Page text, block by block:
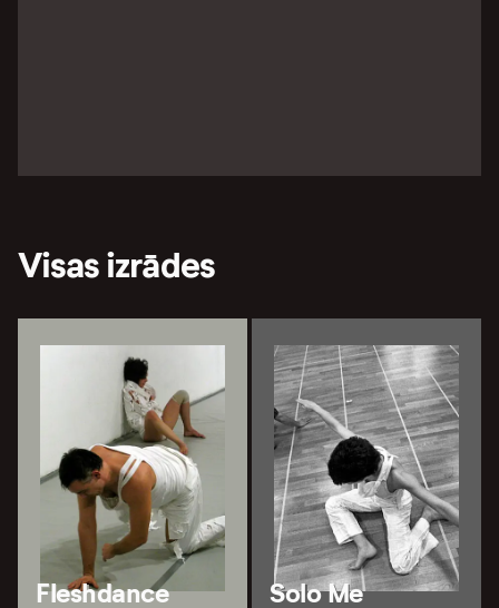
Visas izrādes
Fleshdance Solo Me